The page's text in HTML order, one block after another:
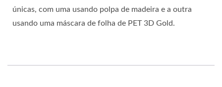
únicas, com uma usando polpa de madeira e a outra
usando uma máscara de folha de PET 3D Gold.